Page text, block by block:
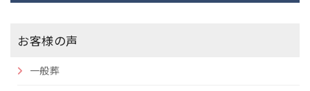
お客様の声
一般葬